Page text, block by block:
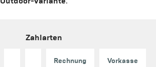
Zahlarten
Rechnung Vorkasse